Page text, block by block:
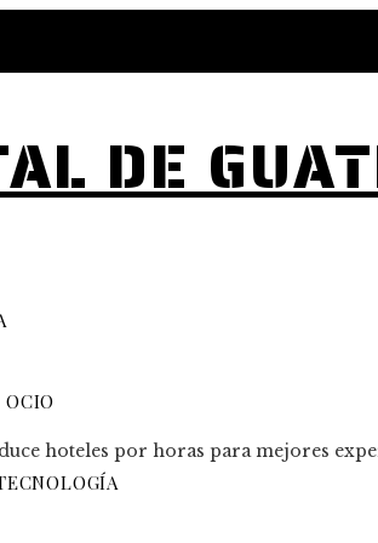
DE
OCIO
hoteles por horas para mejores